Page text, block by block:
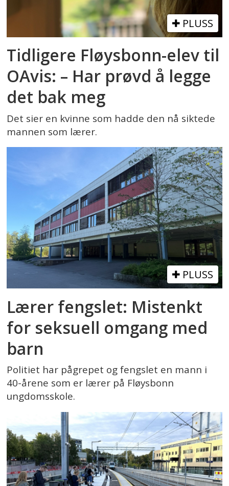
PLUSS
Tidligere Fløysbonn-elev til
OAvis: – Har prøvd å legge
det bak meg
Det sier en kvinne som hadde den nå siktede
mannen som lærer.
PLUSS
Lærer fengslet: Mistenkt
for seksuell omgang med
barn
Politiet har pågrepet og fengslet en mann i
40-årene som er lærer på Fløysbonn
ungdomsskole.